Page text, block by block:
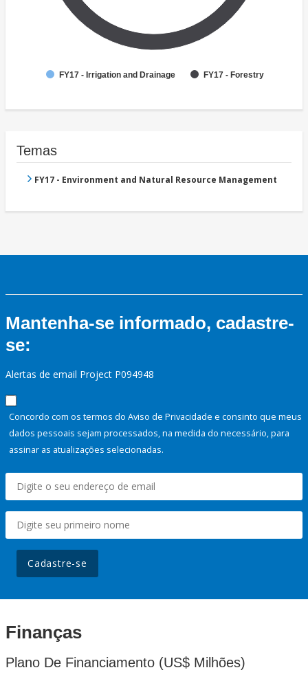
FY17 - Irrigation and Drainage FY17 - Forestry
Temas
FY17 - Environment and Natural Resource Management
Mantenha-se informado, cadastre-
se:
Alertas de email Project P094948
Concordo com os termos do Aviso de Privacidade e consinto que meus
dados pessoais sejam processados, na medida do necessário, para
assinar as atualizações selecionadas.
Cadastre-se
Finanças
Plano De Financiamento (US$ Milhões)